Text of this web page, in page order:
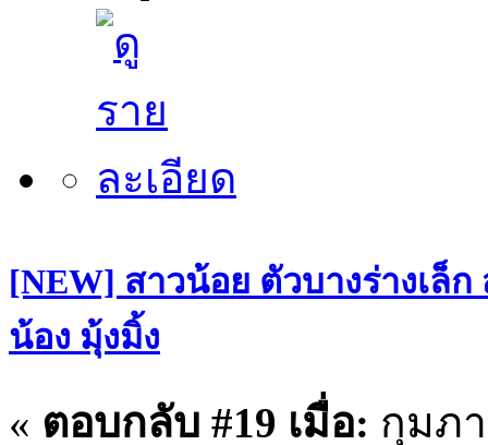
[NEW] สาวน้อย ตัวบางร่างเล็
น้อง มุ้งมิ้ง
« ตอบกลับ #19 เมื่อ: กุมภา